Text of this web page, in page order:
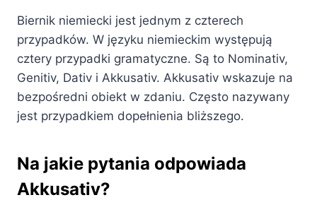
Biernik niemiecki jest jednym z czterech
przypadków. W języku niemieckim występują
cztery przypadki gramatyczne. Są to Nominativ,
Genitiv, Dativ i Akkusativ. Akkusativ wskazuje na
bezpośredni obiekt w zdaniu. Często nazywany
jest przypadkiem dopełnienia bliższego.
Na jakie pytania odpowiada
Akkusativ?